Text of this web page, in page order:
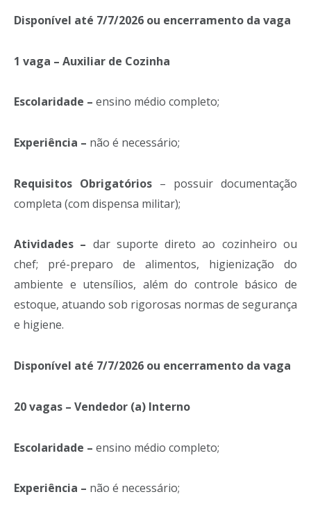
Disponível até 7/7/2026 ou encerramento da vaga
1 vaga – Auxiliar de Cozinha
Escolaridade – ensino médio completo;
Experiência – não é necessário;
Requisitos Obrigatórios – possuir documentação
completa (com dispensa militar);
Atividades – dar suporte direto ao cozinheiro ou
chef; pré-preparo de alimentos, higienização do
ambiente e utensílios, além do controle básico de
estoque, atuando sob rigorosas normas de segurança
e higiene.
Disponível até 7/7/2026 ou encerramento da vaga
20 vagas – Vendedor (a) Interno
Escolaridade – ensino médio completo;
Experiência – não é necessário;